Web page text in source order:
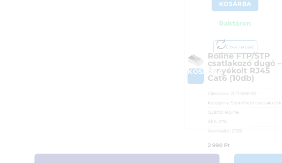
KOSÁRBA
Raktáron
Összevet
KOSÁRBA
Roline FTP/STP
csatlakozó dugó –
árnyékolt RJ45
Cat6 (10db)
Cikkszám:
21.17.3061-50
Kategória: Szerelhető csatlakozók
Gyártó: Roline
ÁFA:
27%
Azonosító:
21361
2 990 Ft